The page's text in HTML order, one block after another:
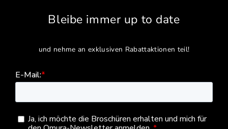
Bleibe immer up to date
und nehme an exklusiven Rabattaktionen teil!